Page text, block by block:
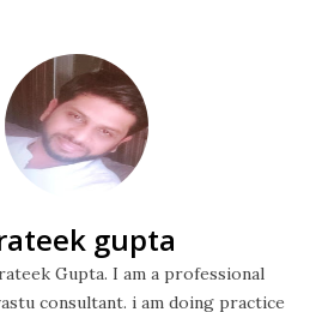
gupta
Gupta. I am a professional
consultant. i am doing practice